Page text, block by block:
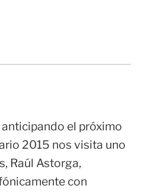
el próximo
2015 nos visita uno
Raúl Astorga,
con